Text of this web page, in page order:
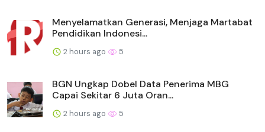
Menyelamatkan Generasi, Menjaga Martabat
Pendidikan Indonesi...
2 hours ago 5
BGN Ungkap Dobel Data Penerima MBG
Capai Sekitar 6 Juta Oran...
2 hours ago 5